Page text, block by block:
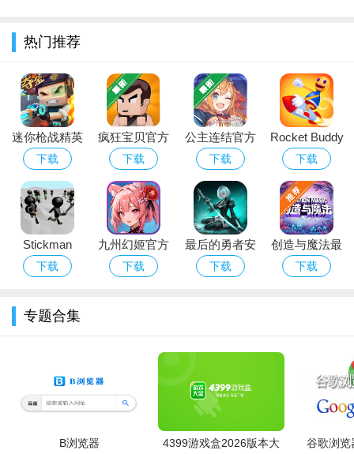
经典像素卡通风格，角色萌趣讨喜、场景配色明亮，打造无压迫
感的射击氛围；包含50人竞技的“瓦尼斯岛”，以及城市、森林、
沙漠等多元对战地图，部分地图设有高塔、房区、集装箱等特色
点位，兼顾战术发挥与视觉新鲜感。
全类型武器库与配件系统，自定义空间足：涵盖手枪、步
枪、狙击枪、霰弹枪等常规枪械，还有榴弹等重型武器与能量
剑、狼牙棒等特色近战武器；枪械支持枪口、瞄准镜、弹匣、激
光等四类配件装配，升级后可解锁更多配件，能针对性强化精准
度、弹容量或降低后坐力。
九游专属福利与养成资源，新手起步顺畅：九游版支持账号
源；日常签到、活跃任务、赛季活动稳定产出武器经验卡与皮肤
热门推荐
迷你枪战精英
官方正版手游
下载安装
下载
疯狂宝贝官方
下载
下载
公主连结官方
下载
下载
Rocket Buddy
手游
下载
Stickman
Simulator:
Battle(火柴人
之战测试服)
下载
九州幻姬官方
正版手游免费
下载
最后的勇者安
卓正版手游下
下载
创造与魔法最
新版手游下载
下载
专题合集
B浏览器
4399游戏盒2026版本大
谷歌浏览